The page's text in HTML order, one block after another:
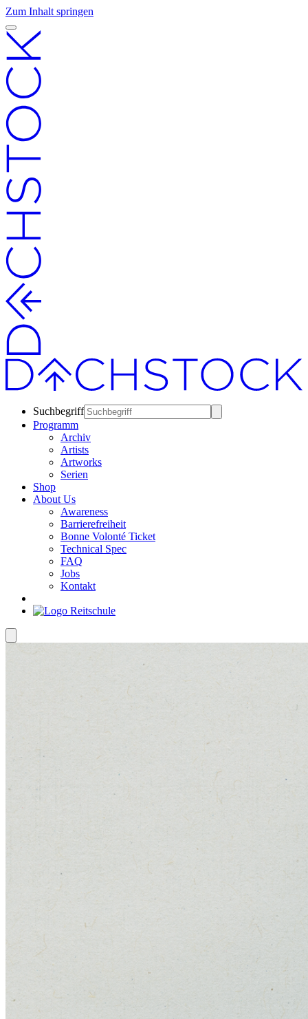
Zum Inhalt springen
Suchbegriff
Programm
Archiv
Artists
Artworks
Serien
Shop
About Us
Awareness
Barrierefreiheit
Bonne Volonté Ticket
Technical Spec
FAQ
Jobs
Kontakt